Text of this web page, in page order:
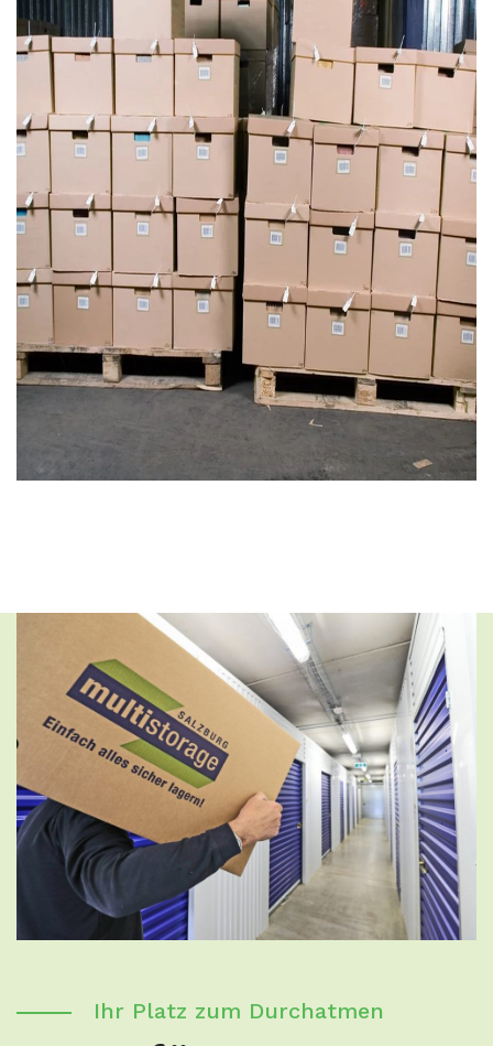
Ihr Platz zum Durchatmen